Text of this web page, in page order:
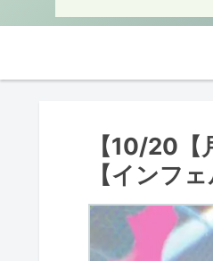
【10/20
【インフ